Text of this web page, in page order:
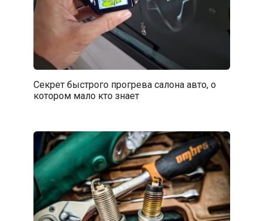
Секрет быстрого прогрева салона авто, о
котором мало кто знает